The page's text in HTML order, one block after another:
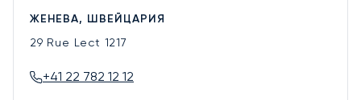
ЖЕНЕВА, ШВЕЙЦАРИЯ
29 Rue Lect 1217
+41 22 782 12 12